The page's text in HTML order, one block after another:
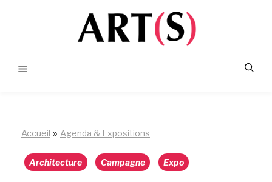
Accueil » Agenda & Expositions
Architecture Campagne Expo